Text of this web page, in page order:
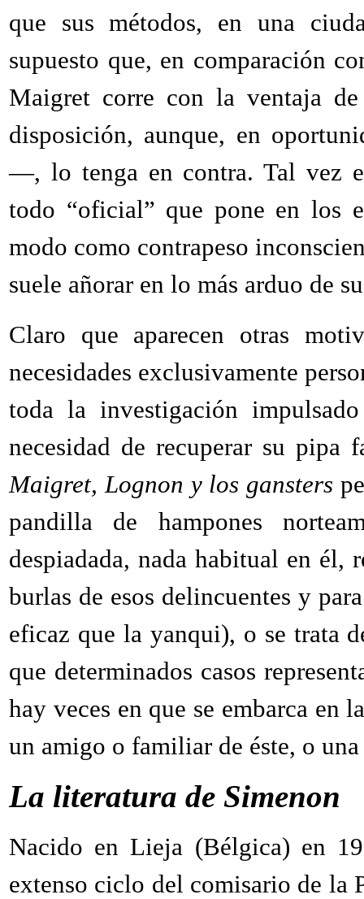
que sus métodos, en una
supuesto que, en comparación
Maigret corre con la ventaja
disposición, aunque, en
—, lo tenga en contra. Tal vez
todo “oficial” que pone en los
modo como contrapeso
suele añorar en lo más arduo de
Claro que aparecen otras
necesidades exclusivamente
toda la investigación
necesidad de recuperar su pipa
Maigret, Lognon y los gansters
pandilla de hampones
despiadada, nada habitual en él,
burlas de esos delincuentes y
eficaz que la yanqui), o se trata
que determinados casos
hay veces en que se embarca en
un amigo o familiar de éste, o
La literatura de Simenon
Nacido en Lieja (Bélgica) en
extenso ciclo del comisario de la